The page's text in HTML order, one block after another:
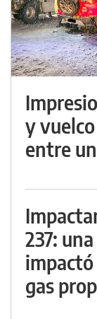
y
entre
237:
gas